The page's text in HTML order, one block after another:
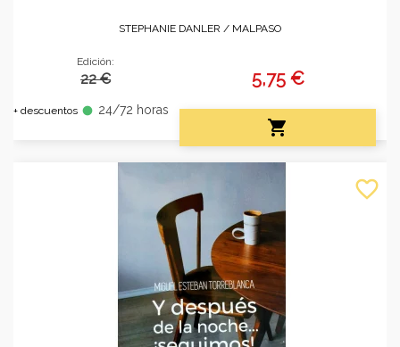
STEPHANIE DANLER / MALPASO
Edición:
22 €
+ descuentos fiber_manual_record 24/72 horas
5,75 €

favorite_border